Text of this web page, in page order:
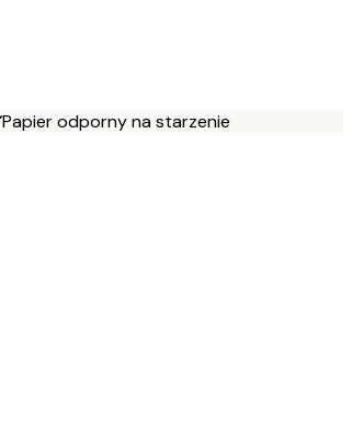
Papier odporny na starzenie